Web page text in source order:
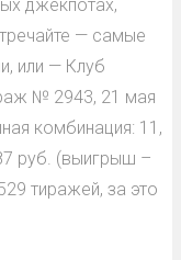
джекпотах,
— самые
или — Клуб
№ 2943, 21 мая
комбинация: 11,
руб. (выигрыш –
тиражей, за это